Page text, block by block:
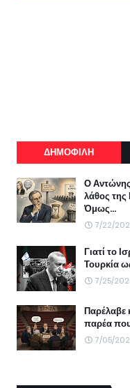
ΔΗΜΟΦΙΛΗ
Ο
λάθος
Όμως...
7/22/
Γιατί το
Τουρκία
7/25/
παρέα
7/05/